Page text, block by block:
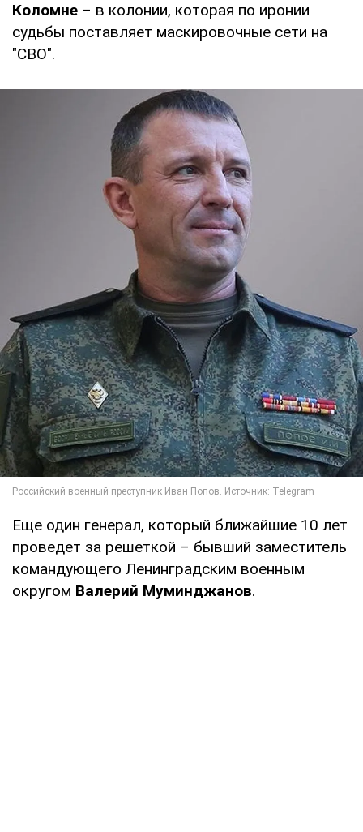
Коломне – в колонии, которая по иронии
судьбы поставляет маскировочные сети на
"СВО".
Еще один генерал, который ближайшие 10 лет
проведет за решеткой – бывший заместитель
командующего Ленинградским военным
округом Валерий Муминджанов.